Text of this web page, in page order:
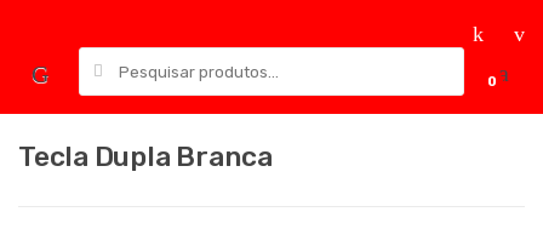
navigation
content
0
Tecla Dupla Branca